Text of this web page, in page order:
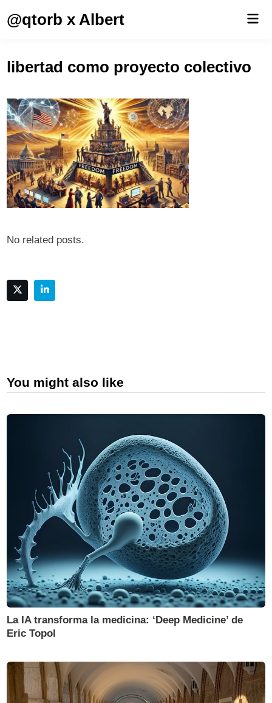
@qtorb x Albert
libertad como proyecto colectivo
No related posts.
You might also like
La IA transforma la medicina: ‘Deep Medicine’ de
Eric Topol